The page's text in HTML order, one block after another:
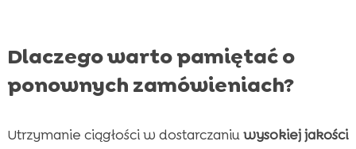
Dlaczego warto pamiętać o
ponownych zamówieniach?
Utrzymanie ciągłości w dostarczaniuwysokiej jakości